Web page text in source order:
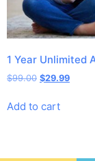
1 Year Unlimited
$99.00 $29.99
Add to cart